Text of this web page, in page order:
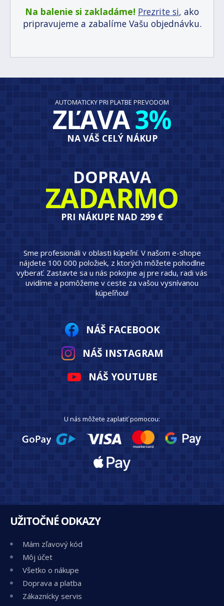
Na balenie si zakladáme! Prezrite si, ako
pripravujeme a zabalíme Vašu objednávku.
AUTOMATICKY PRI PLATBE PREVODOM
ZĽAVA3%
NA VÁŠ CELÝ NÁKUP
DOPRAVA
ZADARMO
PRI NÁKUPE NAD 299 €
Sme profesionáli v oblasti kúpeľní. V našom e-shope
nájdete 100 000 položiek, z ktorých môžete pohodlne
vyberať. Zastavte sa u nás pokojne aj pre radu, radi vás
uvidíme a pomôžeme v ceste za vašou vysnívanou
kúpeľňou!
NÁŠ FACEBOOK
NÁŠ INSTAGRAM
NÁŠ YOUTUBE
U nás môžete zaplatiť pomocou:
UŽITOČNÉ ODKAZY
Mám zľavový kód
Môj účet
Všetko o nákupe
Doprava a platba
Zákaznícky servis